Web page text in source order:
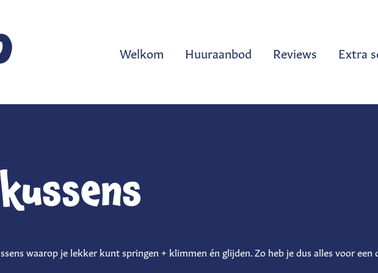
Welkom Huuraanbod Reviews Extra
waarop je lekker kunt springen + klimmen én glijden. Zo heb je dus alles voor een